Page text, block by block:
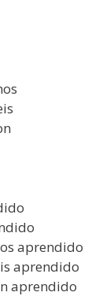
aprendido
aprendido
aprendido